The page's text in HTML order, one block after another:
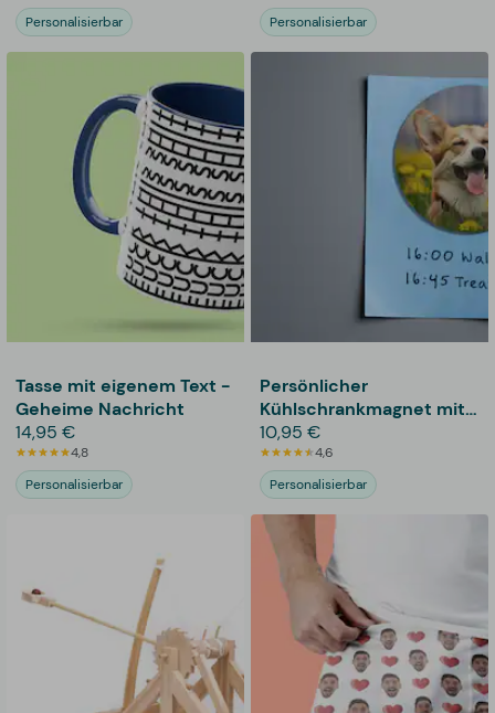
Personalisierbar
Personalisierbar
Tasse mit eigenem Text -
Geheime Nachricht
14,95 €
4,8
Personalisierbar
Persönlicher
Kühlschrankmagnet mit
Foto - Rund
10,95 €
4,6
Personalisierbar